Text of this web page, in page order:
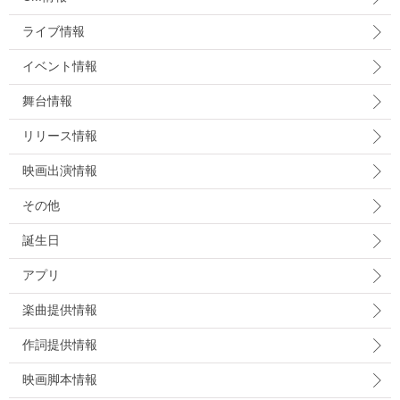
ライブ情報
イベント情報
舞台情報
リリース情報
映画出演情報
その他
誕生日
アプリ
楽曲提供情報
作詞提供情報
映画脚本情報